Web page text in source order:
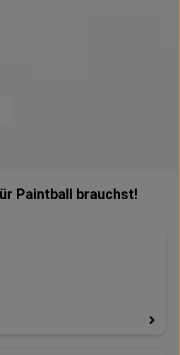
Paintball brauchst!